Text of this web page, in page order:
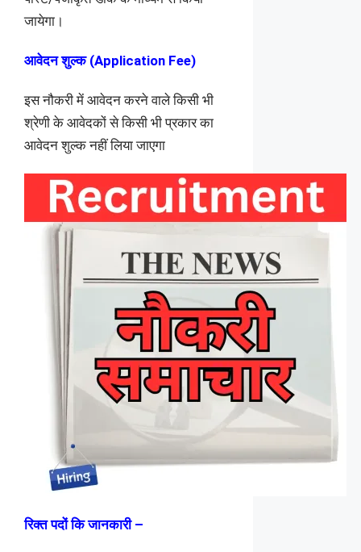
जायेगा।
आवेदन शुल्क (Application Fee)
इस नौकरी में आवेदन करने वाले किसी भी
श्रेणी के आवेदकों से किसी भी प्रकार का
आवेदन शुल्क नहीं लिया जाएगा
रिक्त पदों कि जानकारी –